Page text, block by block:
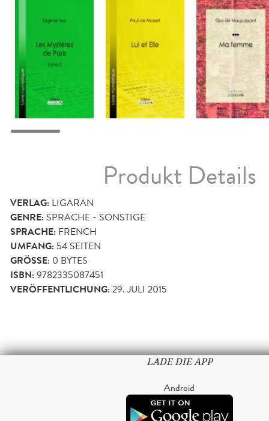
Produkt Details
VERLAG: LIGARAN
GENRE: SPRACHE - SONSTIGE
SPRACHE: FRENCH
UMFANG: 54 SEITEN
GRÖSSE: 0 BYTES
ISBN:9782335087451
VERÖFFENTLICHUNG:29. JULI 2015
LADE DIE APP
Android